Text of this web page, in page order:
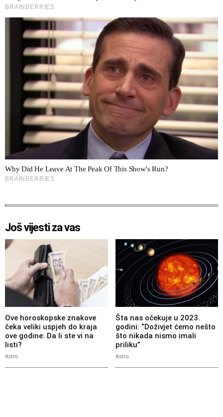
Još vijesti za vas
Ove horoskopske znakove
čeka veliki uspjeh do kraja
ove godine: Da li ste vi na
listi?
Astro
Šta nas očekuje u 2023.
godini: “Doživjet ćemo nešto
što nikada nismo imali
priliku”
Astro